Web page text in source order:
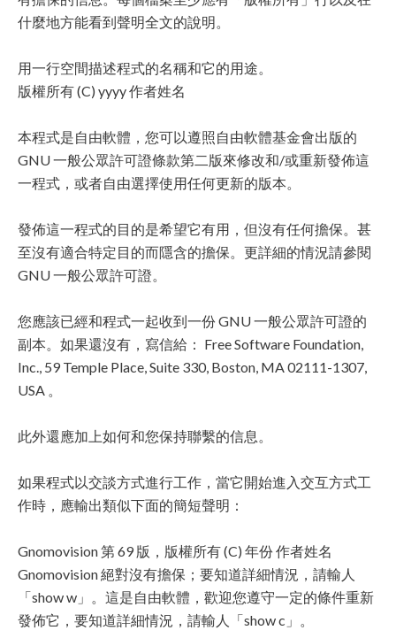
什麼地方能看到聲明全文的說明。
用一行空間描述程式的名稱和它的用途。
版權所有 (C) yyyy 作者姓名
本程式是自由軟體，您可以遵照自由軟體基金會出版的
GNU 一般公眾許可證條款第二版來修改和/或重新發佈這
一程式，或者自由選擇使用任何更新的版本。
發佈這一程式的目的是希望它有用，但沒有任何擔保。甚
至沒有適合特定目的而隱含的擔保。更詳細的情況請參閱
GNU 一般公眾許可證。
您應該已經和程式一起收到一份 GNU 一般公眾許可證的
副本。如果還沒有，寫信給： Free Software Foundation,
Inc., 59 Temple Place, Suite 330, Boston, MA 02111-1307,
USA 。
此外還應加上如何和您保持聯繫的信息。
如果程式以交談方式進行工作，當它開始進入交互方式工
作時，應輸出類似下面的簡短聲明：
Gnomovision 第 69 版，版權所有 (C) 年份 作者姓名
Gnomovision 絕對沒有擔保；要知道詳細情況，請輸人
「show w」。這是自由軟體，歡迎您遵守一定的條件重新
發佈它，要知道詳細情況，請輸人「show c」。